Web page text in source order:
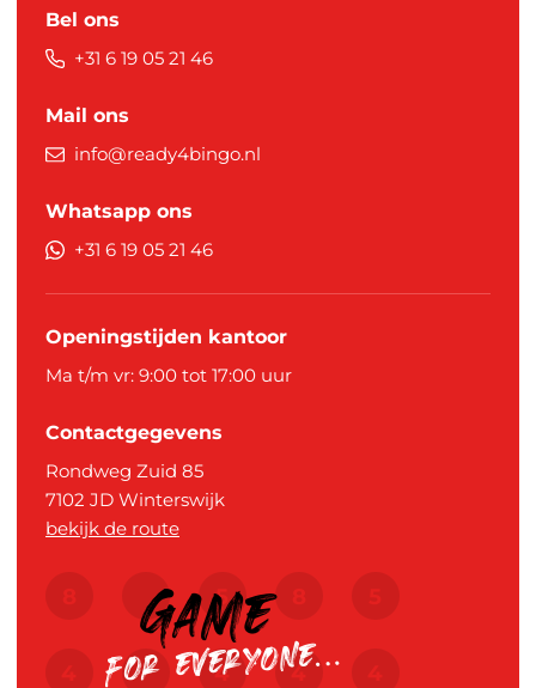
Bel ons
+31 6 19 05 21 46
Mail ons
info@ready4bingo.nl
Whatsapp ons
+31 6 19 05 21 46
Openingstijden kantoor
Ma t/m vr: 9:00 tot 17:00 uur
Contactgegevens
Rondweg Zuid 85
7102 JD Winterswijk
bekijk de route